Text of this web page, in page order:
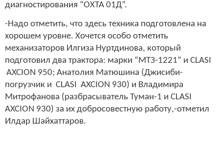
диагностирования “ОХТА 01Д”.
-Надо отметить, что здесь техника подготовлена на
хорошем уровне. Хочется особо отметить
механизаторов Илгиза Нуртдинова, который
подготовил два трактора: марки “МТЗ-1221” и CLASI
AXCION 950; Анатолия Матюшина (Джисиби-
погрузчик и CLASI AXCION 930) и Владимира
Митрофанова (разбрасыватель Туман-1 и CLASI
AXCION 930) за их добросовестную работу,-отметил
Илдар Шайхаттаров.